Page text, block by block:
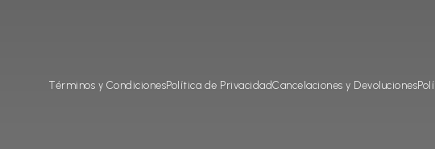
Términos y CondicionesPolítica de PrivacidadCancelaciones y Devoluciones